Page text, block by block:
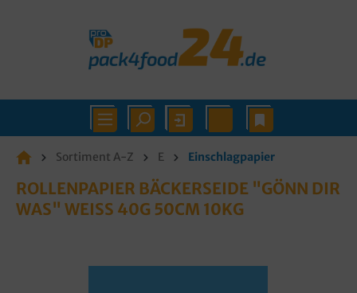
Sortiment A-Z E Einschlagpapier
ROLLENPAPIER BÄCKERSEIDE "GÖNN DIR
WAS" WEISS 40G 50CM 10KG